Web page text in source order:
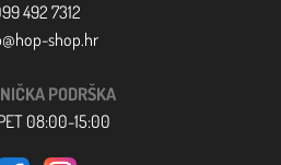
492 7312
shop.hr
PODRŠKA
08:00-15:00